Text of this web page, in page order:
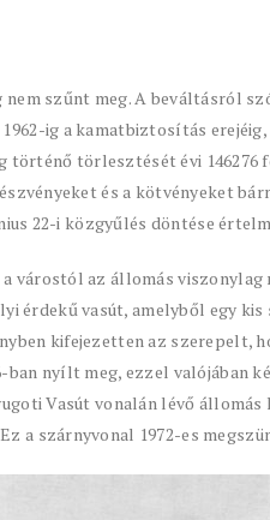
szűnt meg. A beváltásról
ig a kamatbiztosítás erejéig,
történő törlesztését évi 146276
és a kötvényeket
22-i közgyűlés döntése
várostól az állomás viszonylag
érdekű vasút, amelyből egy
kifejezetten az szerepelt,
nyílt meg, ezzel valójában
Vasút vonalán lévő állomás
a szárnyvonal 1972-es